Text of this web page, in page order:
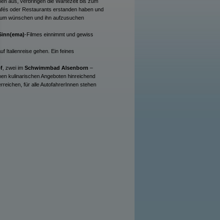
oder Restaurants erstanden haben und
wünschen und ihn aufzusuchen
-Filmes einnimmt und gewiss
Italienreise gehen. Ein feines
, zwei im Schwimmbad Alsenborn –
kulinarischen Angeboten hinreichend
für alle AutofahrerInnen stehen